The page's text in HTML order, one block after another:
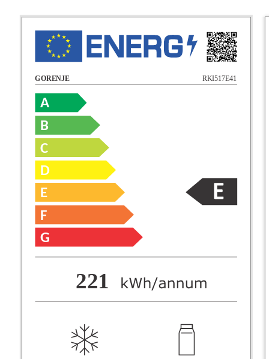
A
B
C
D
E
F
G
GORENJE RKI517E41
221